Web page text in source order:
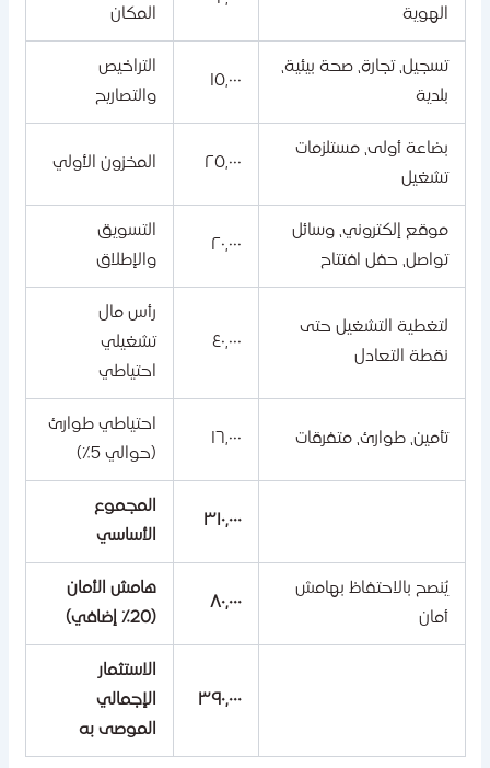
الهوية
المكان
تسجيل، تجارة، صحة بيئية،
بلدية
١٥,٠٠٠
التراخيص
والتصاريح
بضاعة أولى، مستلزمات
تشغيل
٢٥,٠٠٠ المخزون الأولي
موقع إلكتروني، وسائل
تواصل، حفل افتتاح
٢٠,٠٠٠
التسويق
والإطلاق
لتغطية التشغيل حتى
نقطة التعادل
رأس مال
تشغيلي
احتياطي
تأمين، طوارئ، متفرقات ١٦,٠٠٠
احتياطي طوارئ
(حوالي 5٪)
٣١٠,٠٠٠
المجموع
الأساسي
يُنصح بالاحتفاظ بهامش
أمان
٨٠,٠٠٠
هامش الأمان
٣٩٠,٠٠٠
الاستثمار
الإجمالي
الموصى به